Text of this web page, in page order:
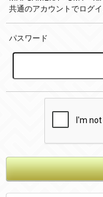
共通のアカウントでログイ
パスワード